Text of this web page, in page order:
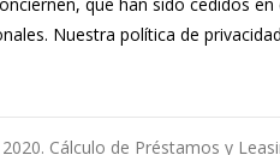
Nuestra política de privacidad
2020. Cálculo de Préstamos y